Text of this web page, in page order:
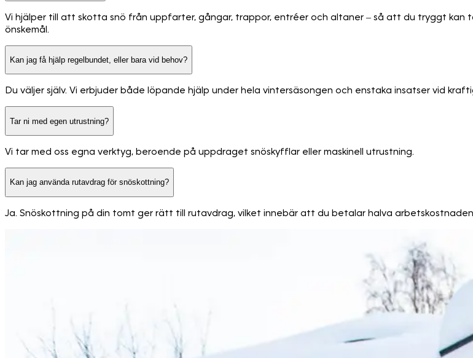
Vi hjälper till att skotta snö från uppfarter, gångar, trappor, entréer och altaner – så att du tryggt
önskemål.
Kan jag få hjälp regelbundet, eller bara vid behov?
Du väljer själv. Vi erbjuder både löpande hjälp under hela vintersäsongen och enstaka insatser vid
Tar ni med egen utrustning?
Vi tar med oss egna verktyg, beroende på uppdraget snöskyfflar eller maskinell utrustning.
Kan jag använda rutavdrag för snöskottning?
Ja. Snöskottning på din tomt ger rätt till rutavdrag, vilket innebär att du betalar halva